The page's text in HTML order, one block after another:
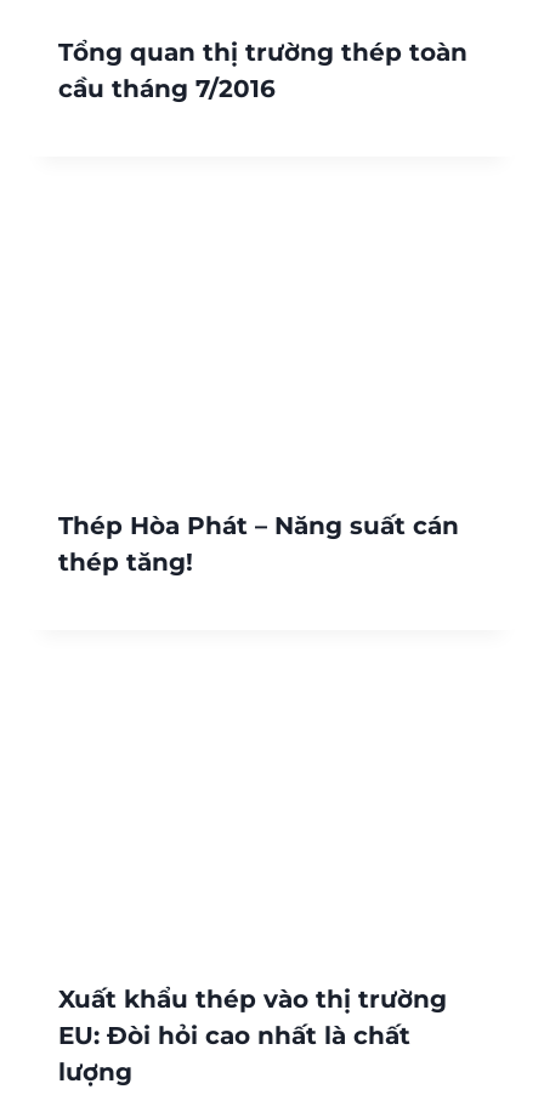
Tổng quan thị trường thép toàn
cầu tháng 7/2016
Thép Hòa Phát – Năng suất cán
thép tăng!
Xuất khẩu thép vào thị trường
EU: Đòi hỏi cao nhất là chất
lượng